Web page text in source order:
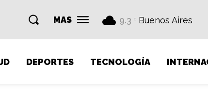
MAS 9.3 C Buenos Aires
DEPORTES TECNOLOGÍA